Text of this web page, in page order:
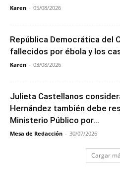
Karen - 05/08/2026
República Democrática del
fallecidos por ébola y los
Karen - 03/08/2026
Julieta Castellanos
Hernández también debe
Ministerio Público por...
Mesa de Redacción - 30/07/2026
Cargar